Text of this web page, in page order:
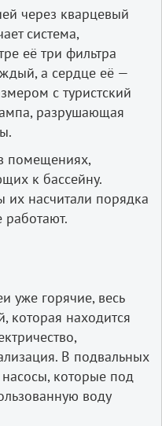
через кварцевый
система,
её три фильтра
а сердце её —
с туристский
разрушающая
помещениях,
к бассейну.
насчитали порядка
уже горячие, весь
которая находится
В подвальных
которые под
воду